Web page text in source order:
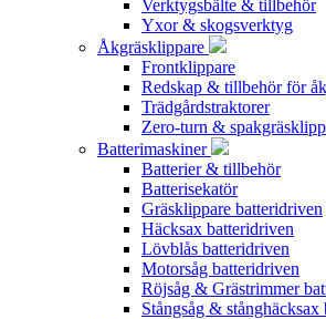
Verktygsbälte & tillbehör
Yxor & skogsverktyg
Åkgräsklippare
Frontklippare
Redskap & tillbehör för
Trädgårdstraktorer
Zero-turn &
Batterimaskiner
Batterier & tillbehör
Batterisekatör
Gräsklippare batteridriven
Häcksax batteridriven
Lövblås batteridriven
Motorsåg batteridriven
Röjsåg & Grästrimmer
Stångsåg & stånghäcksax